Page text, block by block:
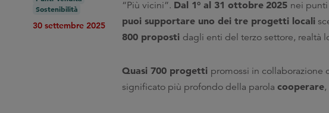
Sostenibilità
30 settembre 2025
“Più vicini”. Dal 1° al 31 ottobre 2025 nei
puoi supportare uno dei tre progetti locali
800 proposti dagli enti del terzo settore, realtà
Quasi 700 progetti promossi in collaborazione
significato più profondo della parola cooperare